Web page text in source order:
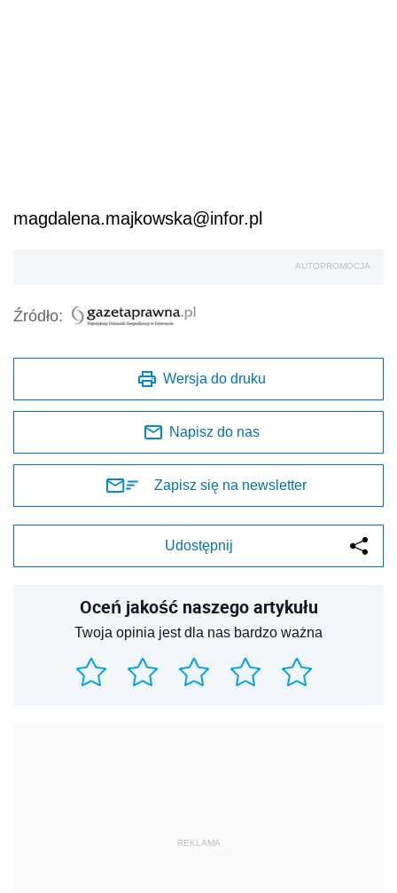
magdalena.majkowska@infor.pl
AUTOPROMOCJA
Źródło:
Wersja do druku
Napisz do nas
Zapisz się na newsletter
Udostępnij
Oceń jakość naszego artykułu
Twoja opinia jest dla nas bardzo ważna
REKLAMA